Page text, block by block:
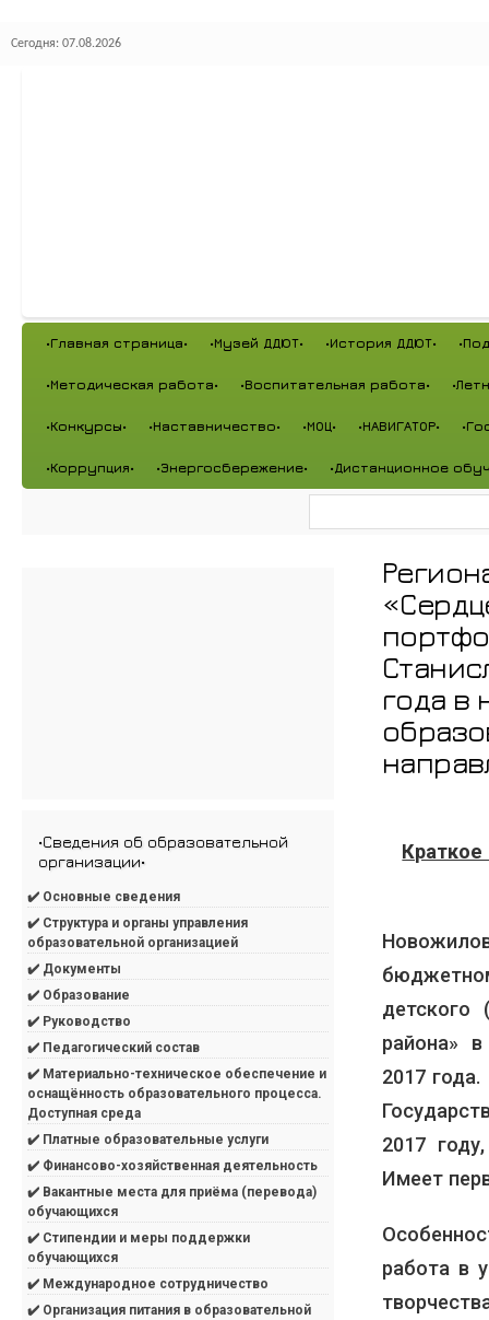
Сегодня: 07.08.2026
•Главная страница• •Музей ДДЮТ• •История ДДЮТ•
•Методическая работа• •Воспитательная работа•
•Конкурсы• •Наставничество• •МОЦ• •НАВИГАТОР•
•Коррупция• •Энергосбережение• •Дистанционное
года в
детского
района»
2017
2017
Имеет
работа в
•Сведения об образовательной
организации•
✔️ Основные сведения
✔️ Структура и органы управления
образовательной организацией
✔️ Документы
✔️ Образование
✔️ Руководство
✔️ Педагогический состав
✔️ Материально-техническое обеспечение и
оснащённость образовательного процесса.
Доступная среда
✔️ Платные образовательные услуги
✔️ Финансово-хозяйственная деятельность
✔️ Вакантные места для приёма (перевода)
обучающихся
✔️ Стипендии и меры поддержки
обучающихся
✔️ Международное сотрудничество
✔️ Организация питания в образовательной